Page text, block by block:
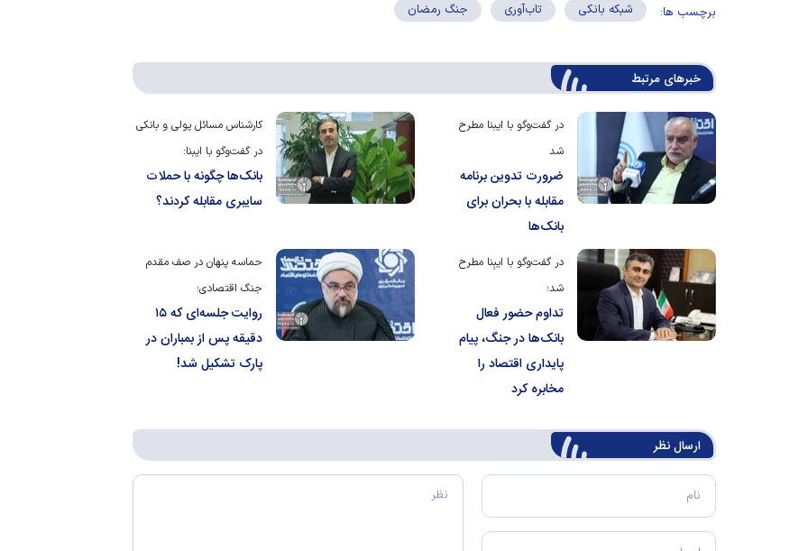
برچسب ها: شبکه بانکی تاب‌آوری جنگ رمضان
خبرهای مرتبط
در گفت‌وگو با ایبنا مطرح
شد
ضرورت تدوین برنامه‌
مقابله با بحران برای
بانک‌ها
کارشناس مسائل پولی و بانکی
در گفت‌و‌گو با ایبنا:
بانک‌ها چگونه با حملات
سایبری مقابله کردند؟
در گفت‌و‌گو با ایبِنا مطرح
شد؛
تداوم حضور فعال
بانک‌ها در جنگ، پیام
پایداری اقتصاد را
مخابره کرد
حماسه پنهان در صف مقدم
جنگ اقتصادی؛
روایت جلسه‌ای که ۱۵
دقیقه پس از بمباران در
پارک تشکیل شد!
ارسال‌ نظر